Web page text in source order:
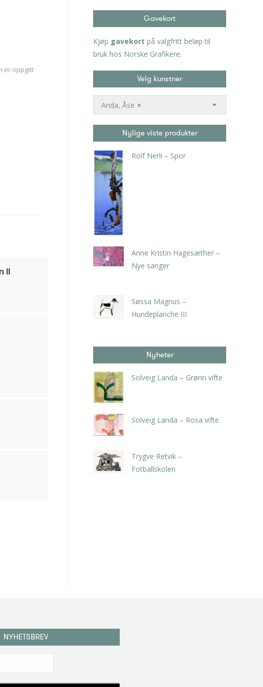
er oppgitt
II
Gavekort
Kjøp gavekort på valgfritt beløp til
bruk hos Norske Grafikere.
Velg kunstner
×
Anda, Åse
Nylige viste produkter
Rolf Nerli – Spor
Anne Kristin Hagesæther –
Nye sanger
Søssa Magnus –
Hundeplanche III
Nyheter
Solveig Landa – Grønn vifte
Solveig Landa – Rosa vifte
Trygve Retvik –
Fotballskolen
NYHETSBREV